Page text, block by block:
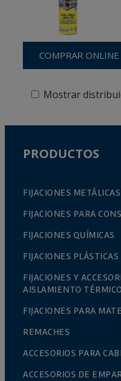
COMPRAR ONLINE
Mostrar
PRODUCTOS
FIJACIONES METÁLICAS
FIJACIONES PARA
FIJACIONES QUÍMICAS
FIJACIONES PLÁSTICAS
FIJACIONES Y
AISLAMIENTO
FIJACIONES PARA
REMACHES
ACCESORIOS PARA
ACCESORIOS DE